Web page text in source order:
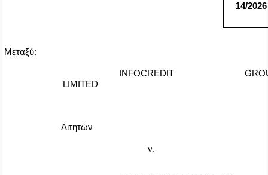
14/2026
Μεταξύ:
INFOCREDIT
LIMITED
Αιτητών
ν.